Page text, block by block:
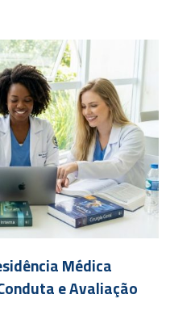
Médica
e Avaliação